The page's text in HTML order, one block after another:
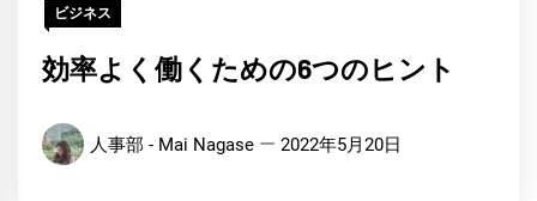
ビジネス
効率よく働くための6つのヒント
人事部 - Mai Nagase 2022年5月20日